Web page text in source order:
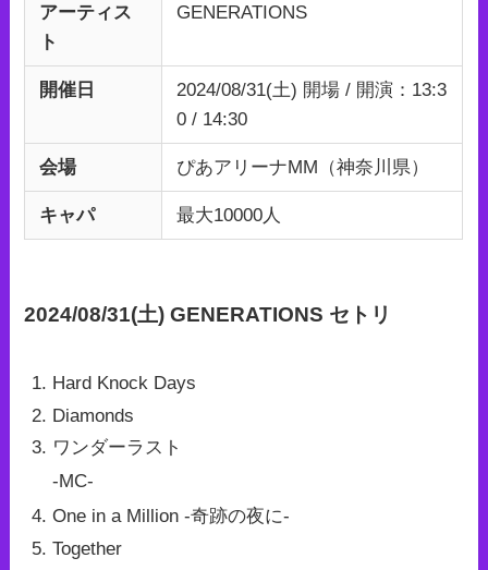
アーティス
ト
GENERATIONS
開催日
2024/08/31(土) 開場 / 開演：13:3
0 / 14:30
会場 ぴあアリーナMM（神奈川県）
キャパ 最大10000人
2024/08/31(土) GENERATIONS セトリ
Hard Knock Days
Diamonds
ワンダーラスト
-MC-
One in a Million -奇跡の夜に-
Together